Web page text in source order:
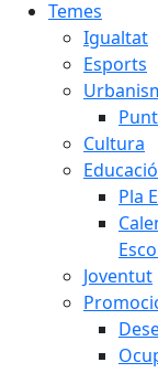
Temes
Igualtat
Esports
Cultura
Educació
Pla
Joventut